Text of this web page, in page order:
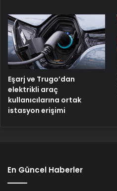
Eşarj ve Trugo’dan
elektrikli araç
kullanıcılarına ortak
istasyon erişimi
En Güncel Haberler